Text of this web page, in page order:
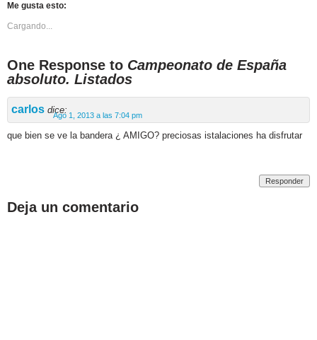
Me gusta esto:
Cargando...
One Response to Campeonato de España
absoluto. Listados
carlos dice:
Ago 1, 2013 a las 7:04 pm
que bien se ve la bandera ¿ AMIGO? preciosas istalaciones ha disfrutar
Responder
Deja un comentario